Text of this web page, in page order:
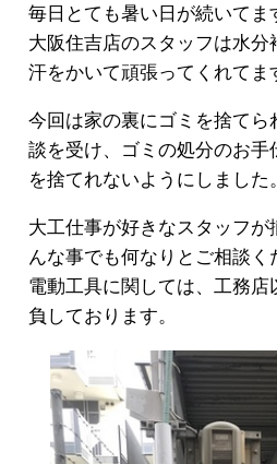
毎日とても暑い日が続いてま
大阪住吉店のスタッフは水
汗をかいて頑張ってくれてま
今回は家の裏にゴミを捨てら
談を受け、ゴミの処分のお手
を捨てれないようにしました。
大工仕事が好きなスタッフ
んな事でも何なりとご相談く
電動工具に関しては、工務店
負しております。